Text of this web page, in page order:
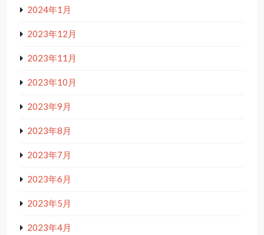
2024年1月
2023年12月
2023年11月
2023年10月
2023年9月
2023年8月
2023年7月
2023年6月
2023年5月
2023年4月